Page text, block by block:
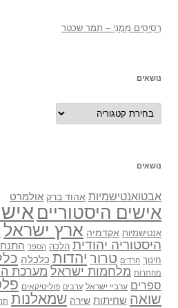
רְסִיסִים מִמֶנִי – תמר שכטר
נושאים
נושאים
נושאים
אבטואנטישמיות אהוד ברק אולמרט
אישים היסטוריים
אנטישמיות אקדמיה ארץ ישראל
היסטוריה יהודית הלכה הספר
חינוך חרדים טרור יהדות כלכלה
מחתרות מלחמות ישראל מערכת
ספרים ערביי ישראל ערבים פוליטיקאים
שואה שחיתות שירה שמאלנות